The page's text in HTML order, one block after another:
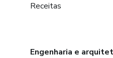
Receitas
Engenharia e